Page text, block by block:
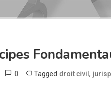
0 Tagged droit civil ,